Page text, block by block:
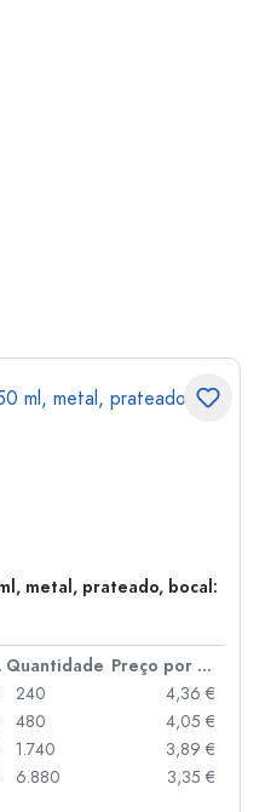
metal, prateado, bocal:
Quantidade
Preço por peça
240
4,36 €
480
4,05 €
1.740
3,89 €
6.880
3,35 €